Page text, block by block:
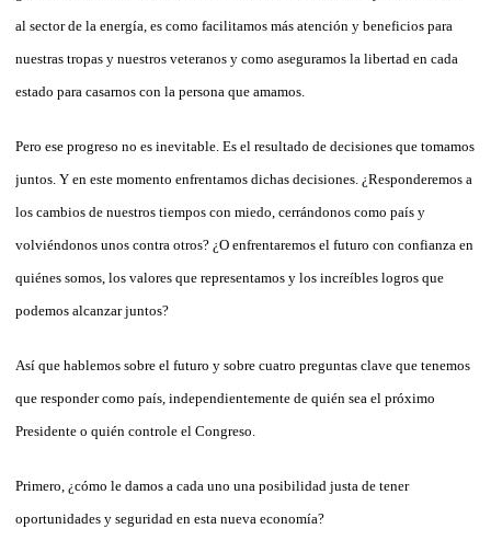
al sector de la energía, es como facilitamos más atención y beneficios para
nuestras tropas y nuestros veteranos y como aseguramos la libertad en cada
estado para casarnos con la persona que amamos.
Pero ese progreso no es inevitable. Es el resultado de decisiones que tomamos
juntos. Y en este momento enfrentamos dichas decisiones. ¿Responderemos a
los cambios de nuestros tiempos con miedo, cerrándonos como país y
volviéndonos unos contra otros? ¿O enfrentaremos el futuro con confianza en
quiénes somos, los valores que representamos y los increíbles logros que
podemos alcanzar juntos?
Así que hablemos sobre el futuro y sobre cuatro preguntas clave que tenemos
que responder como país, independientemente de quién sea el próximo
Presidente o quién controle el Congreso.
Primero, ¿cómo le damos a cada uno una posibilidad justa de tener
oportunidades y seguridad en esta nueva economía?